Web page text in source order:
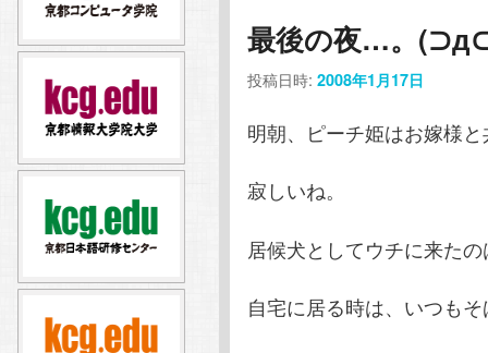
コ
ン
ツ
ン
テ
へ
最後の夜…。
投稿日時: 2008年1月17日
明朝、ピーチ姫はお嫁様
寂しいね。
居候犬としてウチに来た
自宅に居る時は、いつも